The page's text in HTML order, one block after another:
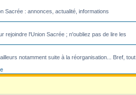
Sacrée : annonces, actualité, informations
rejoindre l'Union Sacrée ; n'oubliez pas de lire les
notamment suite à la réorganisation... Bref, tout